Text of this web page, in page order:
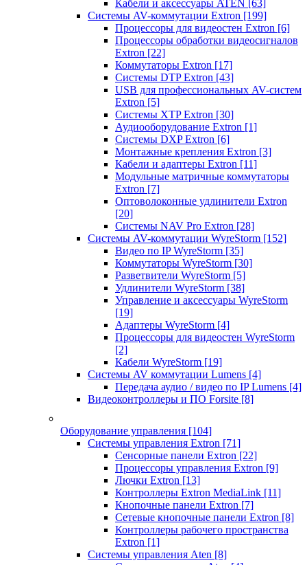
Кабели и аксессуары ATEN [63]
Системы AV-коммутации Extron [199]
Процессоры для видеостен Extron [6]
Процессоры обработки видеосигналов
Extron [22]
Коммутаторы Extron [17]
Системы DTP Extron [43]
USB для профессиональных AV-систем
Extron [5]
Системы XTP Extron [30]
Аудиооборудование Extron [1]
Системы DXP Extron [6]
Монтажные крепления Extron [3]
Кабели и адаптеры Extron [11]
Модульные матричные коммутаторы
Extron [7]
Оптоволоконные удлинители Extron
[20]
Системы NAV Pro Extron [28]
Системы AV-коммутации WyreStorm [152]
Видео по IP WyreStorm [35]
Коммутаторы WyreStorm [30]
Разветвители WyreStorm [5]
Удлинители WyreStorm [38]
Управление и аксессуары WyreStorm
[19]
Адаптеры WyreStorm [4]
Процессоры для видеостен WyreStorm
[2]
Кабели WyreStorm [19]
Системы AV коммутации Lumens [4]
Передача аудио / видео по IP Lumens [4]
Видеоконтроллеры и ПО Forsite [8]
Оборудование управления [104]
Системы управления Extron [71]
Сенсорные панели Extron [22]
Процессоры управления Extron [9]
Лючки Extron [13]
Контроллеры Extron MediaLink [11]
Кнопочные панели Extron [7]
Сетевые кнопочные панели Extron [8]
Контроллеры рабочего пространства
Extron [1]
Системы управления Aten [8]